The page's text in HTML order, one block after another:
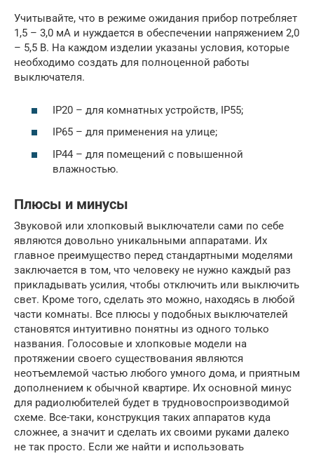
Учитывайте, что в режиме ожидания прибор потребляет
1,5 – 3,0 мА и нуждается в обеспечении напряжением 2,0
– 5,5 В. На каждом изделии указаны условия, которые
необходимо создать для полноценной работы
выключателя.
IP20 – для комнатных устройств, IP55;
IP65 – для применения на улице;
IP44 – для помещений с повышенной
влажностью.
Плюсы и минусы
Звуковой или хлопковый выключатели сами по себе
являются довольно уникальными аппаратами. Их
главное преимущество перед стандартными моделями
заключается в том, что человеку не нужно каждый раз
прикладывать усилия, чтобы отключить или выключить
свет. Кроме того, сделать это можно, находясь в любой
части комнаты. Все плюсы у подобных выключателей
становятся интуитивно понятны из одного только
названия. Голосовые и хлопковые модели на
протяжении своего существования являются
неотъемлемой частью любого умного дома, и приятным
дополнением к обычной квартире. Их основной минус
для радиолюбителей будет в трудновоспроизводимой
схеме. Все-таки, конструкция таких аппаратов куда
сложнее, а значит и сделать их своими руками далеко
не так просто. Если же найти и использовать